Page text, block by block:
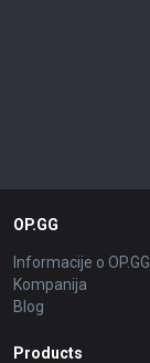
OP.GG
Informacije o OP.GG
Kompanija
Blog
Products